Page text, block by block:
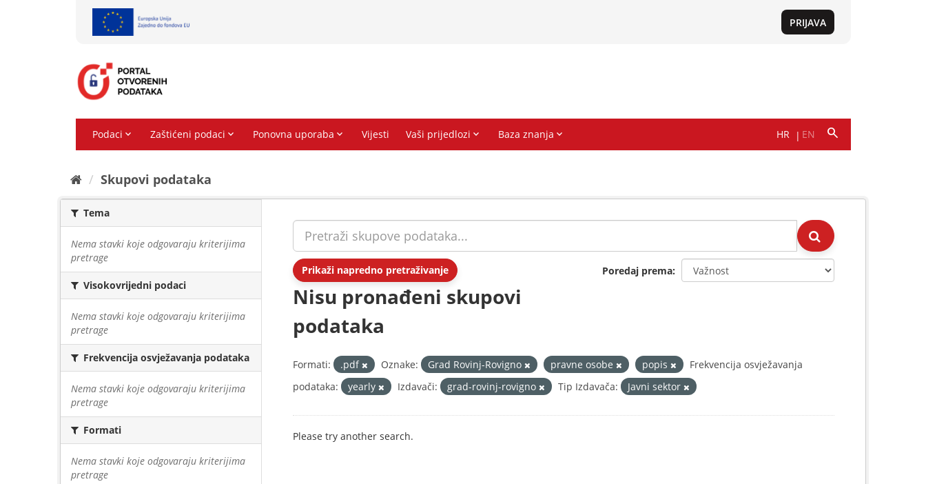
Skupovi podаtаkа
Tema
Nema stavki koje odgovaraju kriterijima
pretrage
Visokovrijedni podaci
Nema stavki koje odgovaraju kriterijima
pretrage
Frekvencija osvježavanja podataka
Nema stavki koje odgovaraju kriterijima
pretrage
Formati
Nema stavki koje odgovaraju kriterijima
pretrage
Prikaži napredno pretraživanje Poredaj prema
Nisu pronađeni skupovi
podataka
Formati: .pdf Oznake: Grad Rovinj-Rovigno pravne osobe popis
Frekvencija osvježavanja
podataka:
yearly Izdavači: grad-rovinj-rovigno Tip Izdavača: Javni sektor
Please try another search.